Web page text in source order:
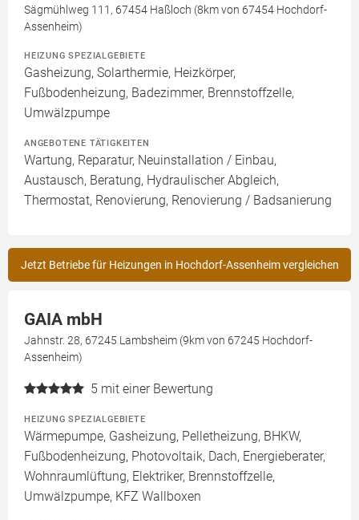
Sägmühlweg 111, 67454 Haßloch (8km von 67454 Hochdorf-
Assenheim)
HEIZUNG SPEZIALGEBIETE
Gasheizung, Solarthermie, Heizkörper,
Fußbodenheizung, Badezimmer, Brennstoffzelle,
Umwälzpumpe
ANGEBOTENE TÄTIGKEITEN
Wartung, Reparatur, Neuinstallation / Einbau,
Austausch, Beratung, Hydraulischer Abgleich,
Thermostat, Renovierung, Renovierung / Badsanierung
Jetzt Betriebe für Heizungen in Hochdorf-Assenheim vergleichen
GAIA mbH
Jahnstr. 28, 67245 Lambsheim (9km von 67245 Hochdorf-
Assenheim)
5 mit einer Bewertung
HEIZUNG SPEZIALGEBIETE
Wärmepumpe, Gasheizung, Pelletheizung, BHKW,
Fußbodenheizung, Photovoltaik, Dach, Energieberater,
Wohnraumlüftung, Elektriker, Brennstoffzelle,
Umwälzpumpe, KFZ Wallboxen